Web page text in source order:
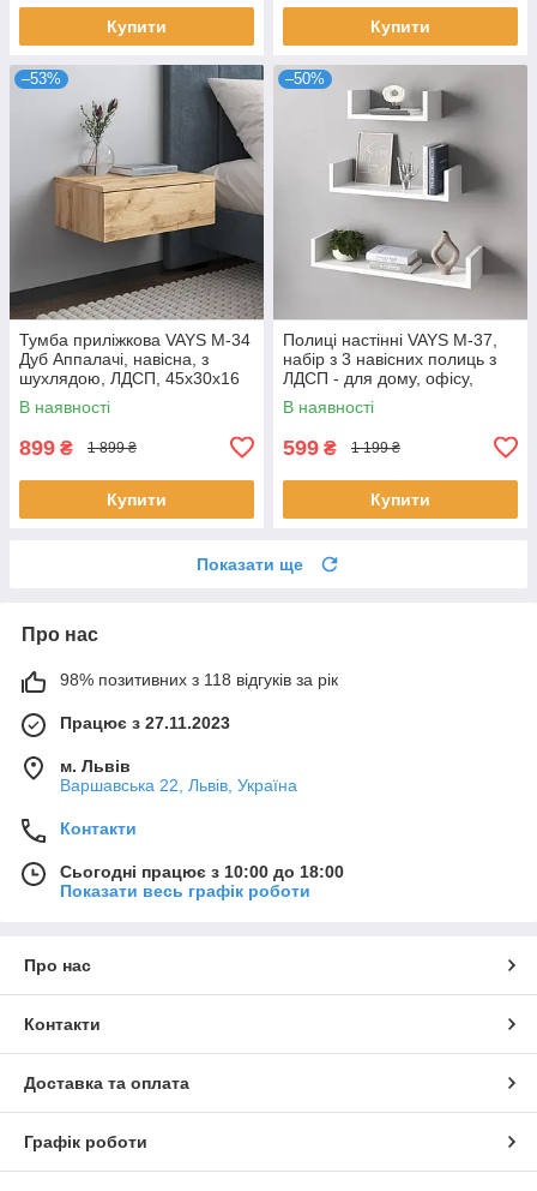
Купити Купити
–53%
Тумба приліжкова VAYS M-34
Дуб Аппалачі, навісна, з
шухлядою, ЛДСП, 45х30х16
см – для спальні
В наявності
899 ₴ 1 899 ₴
Купити
–50%
Полиці настінні VAYS M-37,
набір з 3 навісних полиць з
ЛДСП - для дому, офісу,
вітальні
В наявності
599 ₴ 1 199 ₴
Купити
Показати ще
Про нас
98% позитивних з 118 відгуків за рік
Працює з 27.11.2023
м. Львів
Варшавська 22, Львів, Україна
Контакти
Сьогодні працює з 10:00 до 18:00
Показати весь графік роботи
Про нас
Контакти
Доставка та оплата
Графік роботи